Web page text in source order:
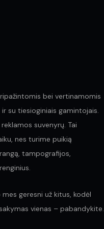
bei vertinamomis
su tiesioginiais gamintojais.
suvenyrų. Tai
nes turime puikią
tampografijos,
geresni už kitus, kodėl
vienas – pabandykite.